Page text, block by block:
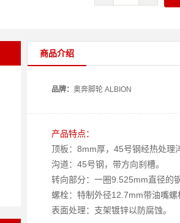
商品介绍
品牌： 奥奔脚轮 ALBION
产品特点：
顶板：8mm厚，45号钢经热处理
沟道：45号钢，带方向刹槽。
转向部分：一圈9.525mm直径的
螺栓：特制外径12.7mm带油嘴螺
表面处理：支架镀锌以防腐蚀。